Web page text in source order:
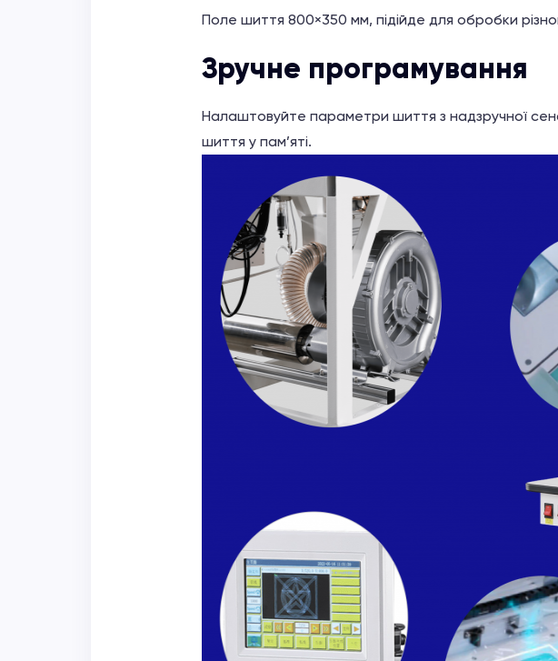
Поле шиття 800×350 мм, підійде для обробки
Зручне програмування
Налаштовуйте параметри шиття з надзручної
шиття у пам’яті.